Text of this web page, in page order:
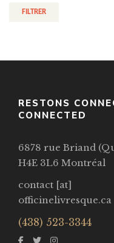
FILTRER
RESTONS
CONNECTED
6878 rue Briand
H4E 3L6 Montréal
contact [at]
officinelivresque.ca
(438) 523-3344